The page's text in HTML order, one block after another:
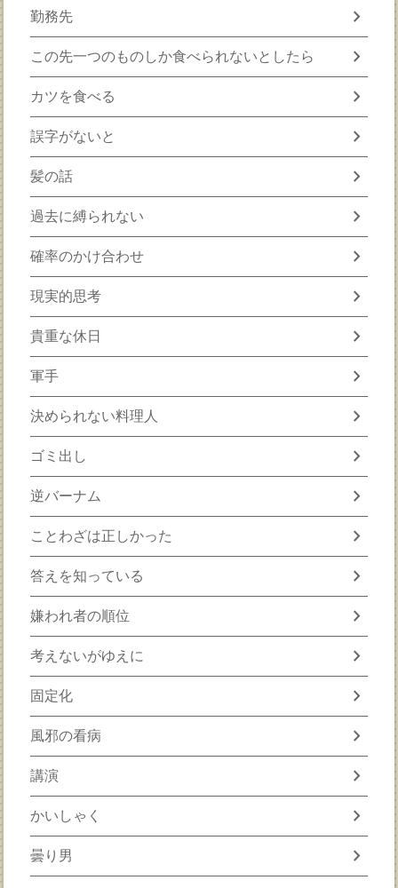
勤務先 chevron_right
この先一つのものしか食べられないとしたら chevron_right
カツを食べる chevron_right
誤字がないと chevron_right
髪の話 chevron_right
過去に縛られない chevron_right
確率のかけ合わせ chevron_right
現実的思考 chevron_right
貴重な休日 chevron_right
軍手 chevron_right
決められない料理人 chevron_right
ゴミ出し chevron_right
逆バーナム chevron_right
ことわざは正しかった chevron_right
答えを知っている chevron_right
嫌われ者の順位 chevron_right
考えないがゆえに chevron_right
固定化 chevron_right
風邪の看病 chevron_right
講演 chevron_right
かいしゃく chevron_right
曇り男 chevron_right